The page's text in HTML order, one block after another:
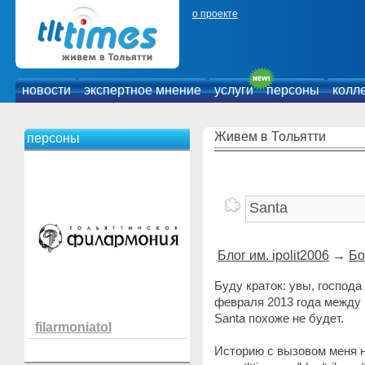
о проекте
новости экспертное мнение услуги персоны
персоны
filarmoniatol
Живем в Тольятти
Блог им. ipolit2006 →
Буду краток: увы,
февраля 2013 года
Santa похоже не будет.
Историю с вызовом меня